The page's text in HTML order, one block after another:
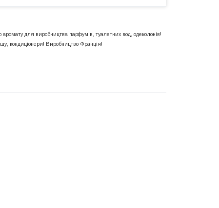
аромату для виробництва парфумів, туалетних вод, одеколонів!
кондиціонери! Виробництво Франція!